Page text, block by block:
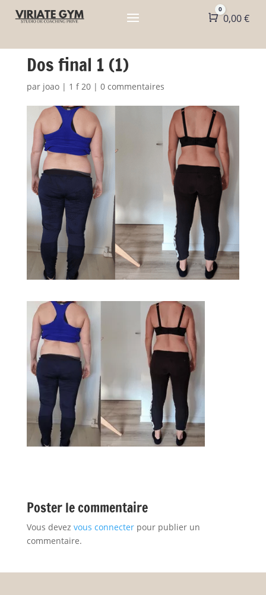
Panier
0
0,00€
Dos final 1 (1)
par joao| 1 f 20| 0 commentaires
Poster le commentaire
Vous devez vous connecterpour publier un
commentaire.